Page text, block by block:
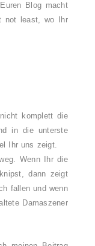
Blog macht
not least, wo Ihr
komplett die
in die unterste
Ihr uns zeigt.
Wenn Ihr die
dann zeigt
fallen und wenn
Damaszener